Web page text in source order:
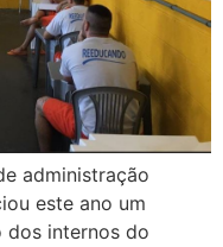
administração
este ano um
dos internos do